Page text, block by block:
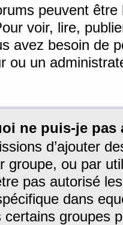
peuvent être
voir, lire,
avez besoin de
ou un
ne puis-je
d’ajouter
groupe, ou par
pas autorisé
dans
certains groupes